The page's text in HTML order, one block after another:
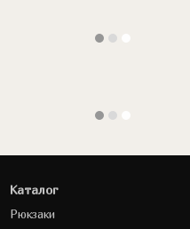
Каталог
Рюкзаки